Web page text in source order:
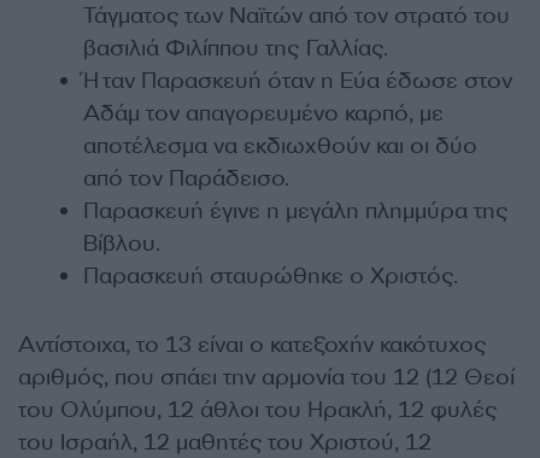
Τάγματος των Ναϊτών από τον στρατό του
βασιλιά Φιλίππου της Γαλλίας.
Ήταν Παρασκευή όταν η Εύα έδωσε στον
Αδάμ τον απαγορευμένο καρπό, με
αποτέλεσμα να εκδιωχθούν και οι δύο
από τον Παράδεισο.
Παρασκευή έγινε η μεγάλη πλημμύρα της
Βίβλου.
Παρασκευή σταυρώθηκε ο Χριστός.
Αντίστοιχα, το 13 είναι ο κατεξοχήν κακότυχος
αριθμός, που σπάει την αρμονία του 12 (12 Θεοί
του Ολύμπου, 12 άθλοι του Ηρακλή, 12 φυλές
του Ισραήλ, 12 μαθητές του Χριστού, 12